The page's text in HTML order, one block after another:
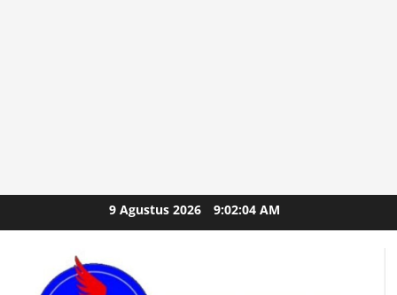
to
9 Agustus 2026 9:02:06 AM